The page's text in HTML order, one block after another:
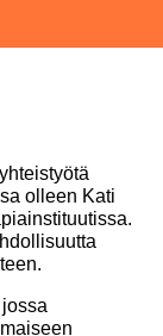
olleen Kati